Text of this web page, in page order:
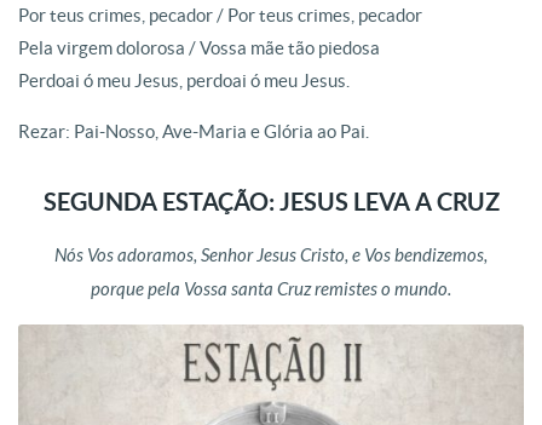
Por teus crimes, pecador / Por teus crimes, pecador
Pela virgem dolorosa / Vossa mãe tão piedosa
Perdoai ó meu Jesus, perdoai ó meu Jesus.
Rezar: Pai-Nosso, Ave-Maria e Glória ao Pai.
SEGUNDA ESTAÇÃO: JESUS LEVA A CRUZ
Nós Vos adoramos, Senhor Jesus Cristo, e Vos bendizemos,
porque pela Vossa santa Cruz remistes o mundo.